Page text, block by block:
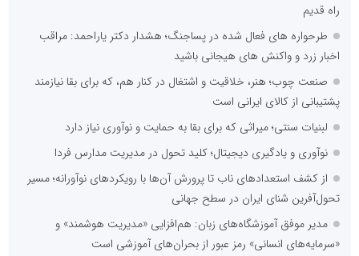
راه قدیم
طرحواره های فعال شده در پساجنگ؛ هشدار دکتر یاراحمد: مراقب
اخبار زرد و واکنش های هیجانی باشید
صنعت چوب؛ هنر، خلاقیت و اشتغال در کنار هم، که برای بقا نیازمند
پشتیبانی از کالای ایرانی است
لبنیات سنتی؛ میراثی که برای بقا به حمایت و نوآوری نیاز دارد
نوآوری و یادگیری دیجیتال؛ کلید تحول در مدیریت مدارس فردا
از کشف استعدادهای ناب تا پرورش آن‌ها با رویکردهای نوآورانه؛ مسیر
تحول‌آفرین شنای ایران در سطح جهانی
مدیر موفق آموزشگاه‌های زبان: هم‌افزایی «مدیریت هوشمند» و
«سرمایه‌های انسانی» رمز عبور از بحران‌های آموزشی است